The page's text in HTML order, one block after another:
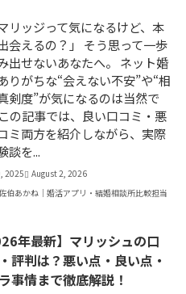
マリッジって気になるけど、本
会えるの？」 そう思って一歩
出せないあなたへ。 ネット婚
りがちな“会えない不安”や“相
剣度”が気になるのは当然で
の記事では、良い口コミ・悪
ミ両方を紹介しながら、実際
談を...
2025
August 2, 2026
伯あかね｜婚活アプリ・結婚相談所比較担当
年最新】マリッシュの口
評判は？悪い点・良い点・
事情まで徹底解説！